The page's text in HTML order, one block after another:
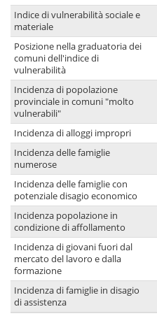
Indice di vulnerabilità sociale e
materiale
Posizione nella graduatoria dei
comuni dell'indice di
vulnerabilità
Incidenza di popolazione
provinciale in comuni "molto
vulnerabili"
Incidenza di alloggi impropri
Incidenza delle famiglie
numerose
Incidenza delle famiglie con
potenziale disagio economico
Incidenza popolazione in
condizione di affollamento
Incidenza di giovani fuori dal
mercato del lavoro e dalla
formazione
Incidenza di famiglie in disagio
di assistenza